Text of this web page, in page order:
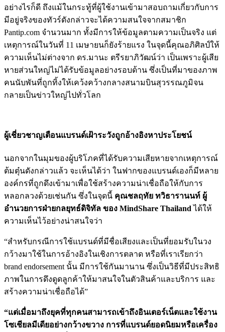
อย่างไรก็ดี ถึงแม้ในกระทู้ที่ผู้ใช้งานเข้ามาสอบถามเกี่ยวกับการ
มีอยู่จริงของทัวร์ดังกล่าวจะได้ความสนใจจากสมาชิก
Pantip.com จำนวนมาก ทั้งมีการให้ข้อมูลตามความเป็นจริง แต่
เหตุการณ์ในวันที่ 11 เมษายนก็ยังร้ายแรง ในจุดนี้คุณอภิศิลป์ให้
ความเห็นไม่ต่างจาก ดร.มานะ ตรีรยาภิวัฒน์ว่า เป็นเพราะผู้เสีย
หายส่วนใหญ่ไม่ได้รับข้อมูลอย่างรอบด้าน ซึ่งเป็นที่มาของภาพ
คนนับพันที่ถูกทิ้งให้เคว้งคว้างกลางสนามบินสุวรรณภูมิจน
กลายเป็นข่าวใหญ่ไปทั่วโลก
ผู้เชี่ยวชาญเตือนแบรนด์เฝ้าระวังถูกอ้างอิงหาประโยชน์
นอกจากในมุมของผู้บริโภคที่ได้รับความเสียหายจากเหตุการณ์
ต้มตุ๋นดังกล่าวแล้ว จะเห็นได้ว่า ในฟากของแบรนด์เองก็มีหลาย
องค์กรที่ถูกดึงเข้ามาเพื่อใช้สร้างความน่าเชื่อถือให้กับการ
หลอกลวงด้วยเช่นกัน ซึ่งในจุดนี้ คุณชลฤทัย ทวิธารานนท์ ผู้
อำนวยการฝ่ายกลยุทธ์ดิจิทัล ของ MindShare Thailand ได้ให้
ความเห็นไว้อย่างน่าสนใจว่า
“สำหรับกรณีการใช้แบรนด์ที่มีชื่อเสียงและเป็นที่ยอมรับในวง
กว้างมาใช้ในการอ้างอิงในเชิงการตลาด หรือที่เราเรียกว่า
brand endorsement นั้น มีการใช้กันมานาน ซึ่งเป็นวิธีที่มีประสิทธิ
ภาพในการดึงดูดลูกค้าให้มาสนใจในตัวสินค้าและบริการ และ
สร้างความน่าเชื่อถือได้”
“แต่เมื่อมาถึงยุคที่ทุกคนสามารถเข้าถึงอินเตอร์เน็ตและใช้งาน
โซเชียลมีเดียอย่างกว้างขวาง การที่แบรนด์ยอดนิยมหรือเครื่อง